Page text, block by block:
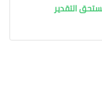
التقدير